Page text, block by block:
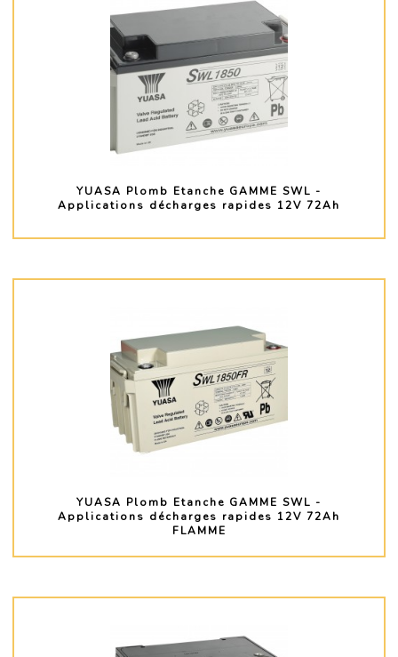
YUASA Plomb Etanche GAMME SWL -
Applications décharges rapides 12V 72Ah
YUASA Plomb Etanche GAMME SWL -
Applications décharges rapides 12V 72Ah
FLAMME